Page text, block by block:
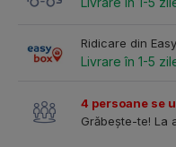
Ridicare din
Livrare în 1-5
4 persoane se
Grăbește-te! La